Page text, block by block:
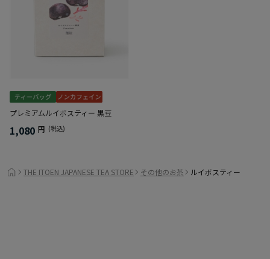
プレミアムルイボスティー 黒豆
1,080 円 (税込)
THE ITOEN JAPANESE TEA STORE その他のお茶 ルイボスティー